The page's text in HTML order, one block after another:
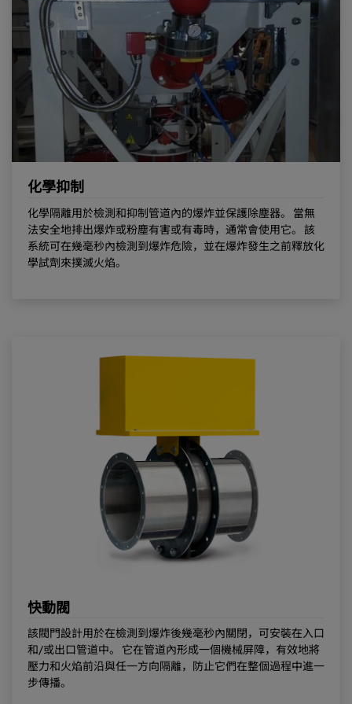
化學抑制
化學隔離用於檢測和抑制管道內的爆炸並保護除塵器。 當無
法安全地排出爆炸或粉塵有害或有毒時，通常會使用它。 該
系統可在幾毫秒內檢測到爆炸危險，並在爆炸發生之前釋放化
學試劑來撲滅火焰。
快動閥
該閥門設計用於在檢測到爆炸後幾毫秒內關閉，可安裝在入口
和/或出口管道中。 它在管道內形成一個機械屏障，有效地將
壓力和火焰前沿與任一方向隔離，防止它們在整個過程中進一
步傳播。